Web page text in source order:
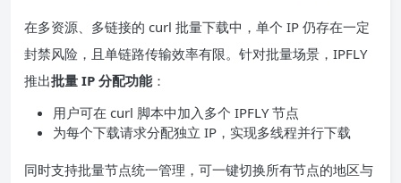
在多资源、多链接的 curl 批量下载中，单个 IP 仍存在一定
封禁风险，且单链路传输效率有限。针对批量场景，IPFLY
推出批量 IP 分配功能：
用户可在 curl 脚本中加入多个 IPFLY 节点
为每个下载请求分配独立 IP，实现多线程并行下载
同时支持批量节点统一管理，可一键切换所有节点的地区与